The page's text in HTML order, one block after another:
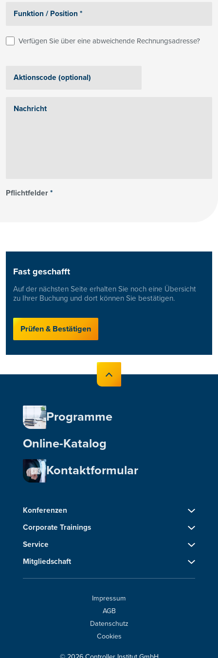
Verfügen Sie über eine abweichende Rechnungsadresse?
Pflichtfelder*
Fast geschafft
Auf der nächsten Seite erhalten Sie noch eine Übersicht
zu Ihrer Buchung und dort können Sie bestätigen.
Prüfen & Bestätigen
Programme
Online-Katalog
Kontaktformular
Konferenzen
Corporate Trainings
Service
Mitgliedschaft
Impressum
AGB
Datenschutz
Cookies